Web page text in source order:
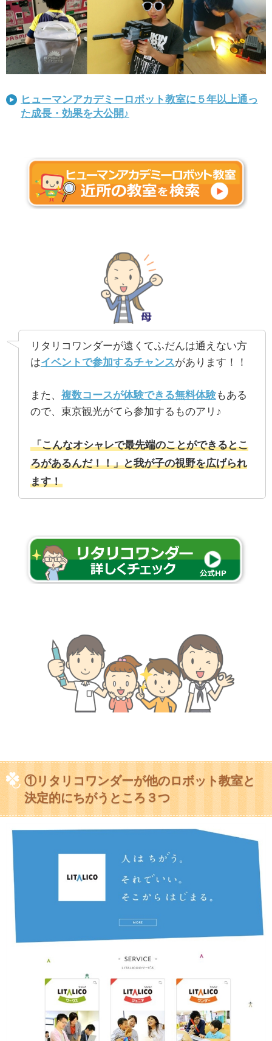
ヒューマンアカデミーロボット教室に５年以上通っ
た成長・効果を大公開♪
リタリコワンダーが遠くてふだんは通えない方
はイベントで参加するチャンスがあります！！
また、 複数コースが体験できる無料体験もある
ので、東京観光がてら参加するものアリ♪
「こんなオシャレで最先端のことができるとこ
ろがあるんだ！！」と我が子の視野を広げられ
ます！
①リタリコワンダーが他のロボット教室と
決定的にちがうところ３つ